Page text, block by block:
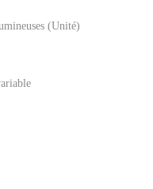
(Unité)